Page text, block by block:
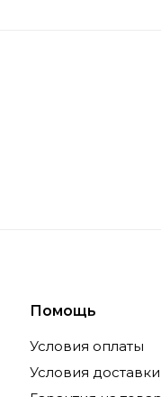
и
в
G.Skill
Ключевым
Помощь
Условия оплаты
Условия доставки